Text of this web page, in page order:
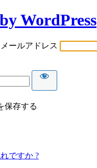
WordPress
ールアドレス
保存する
ですか ?